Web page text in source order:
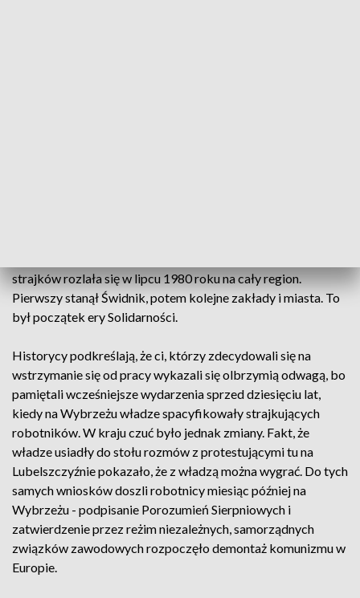
strajków rozlała się w lipcu 1980 roku na cały region.
Pierwszy stanął Świdnik, potem kolejne zakłady i miasta. To
był początek ery Solidarności.
Historycy podkreślają, że ci, którzy zdecydowali się na
wstrzymanie się od pracy wykazali się olbrzymią odwagą, bo
pamiętali wcześniejsze wydarzenia sprzed dziesięciu lat,
kiedy na Wybrzeżu władze spacyfikowały strajkujących
robotników. W kraju czuć było jednak zmiany. Fakt, że
władze usiadły do stołu rozmów z protestującymi tu na
Lubelszczyźnie pokazało, że z władzą można wygrać. Do tych
samych wniosków doszli robotnicy miesiąc później na
Wybrzeżu - podpisanie Porozumień Sierpniowych i
zatwierdzenie przez reżim niezależnych, samorządnych
związków zawodowych rozpoczęło demontaż komunizmu w
Europie.